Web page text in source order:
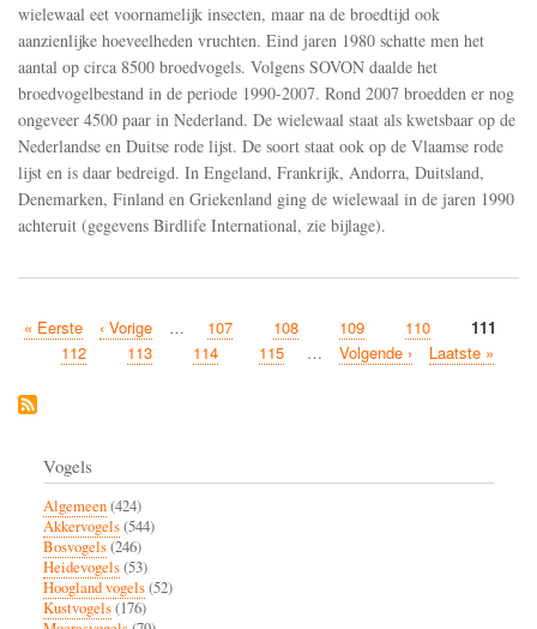
1990
achteruit
wielewaal eet voornamelijk insecten, maar na de broedtijd ook
aanzienlijke hoeveelheden vruchten. Eind jaren 1980 schatte men het
aantal op circa 8500 broedvogels. Volgens SOVON daalde het
broedvogelbestand in de periode 1990-2007. Rond 2007 broedden er nog
ongeveer 4500 paar in Nederland. De wielewaal staat als kwetsbaar op de
Nederlandse en Duitse rode lijst. De soort staat ook op de Vlaamse rode
lijst en is daar bedreigd. In Engeland, Frankrijk, Andorra, Duitsland,
Denemarken, Finland en Griekenland ging de wielewaal in de jaren 1990
achteruit (gegevens Birdlife International, zie bijlage).
Paginatie
Eerste
pagina
« Eerste
Vorige
pagina
‹ Vorige … Pagina
107 Pagina
108 Pagina
109 Pagina
110
Huidige
pagina
111
Pagina
112 Pagina
113 Pagina
114 Pagina
115 …
Volgende
Volgende ›
Laatste
Laatste »
Vogels
Algemeen(424)
Akkervogels(544)
Bosvogels(246)
Heidevogels(53)
Hoogland vogels(52)
Kustvogels(176)